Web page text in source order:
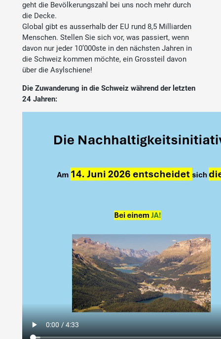
geht die Bevölkerungszahl bei uns noch mehr durch
die Decke.
Global gibt es ausserhalb der EU rund 8,5 Milliarden
Menschen. Stellen Sie sich vor, was passiert, wenn
davon nur jeder 10’000ste in den nächsten Jahren in
die Schweiz kommen möchte, ein Grossteil davon
über die Asylschiene!
Die Zuwanderung in die Schweiz während der letzten
24 Jahren: